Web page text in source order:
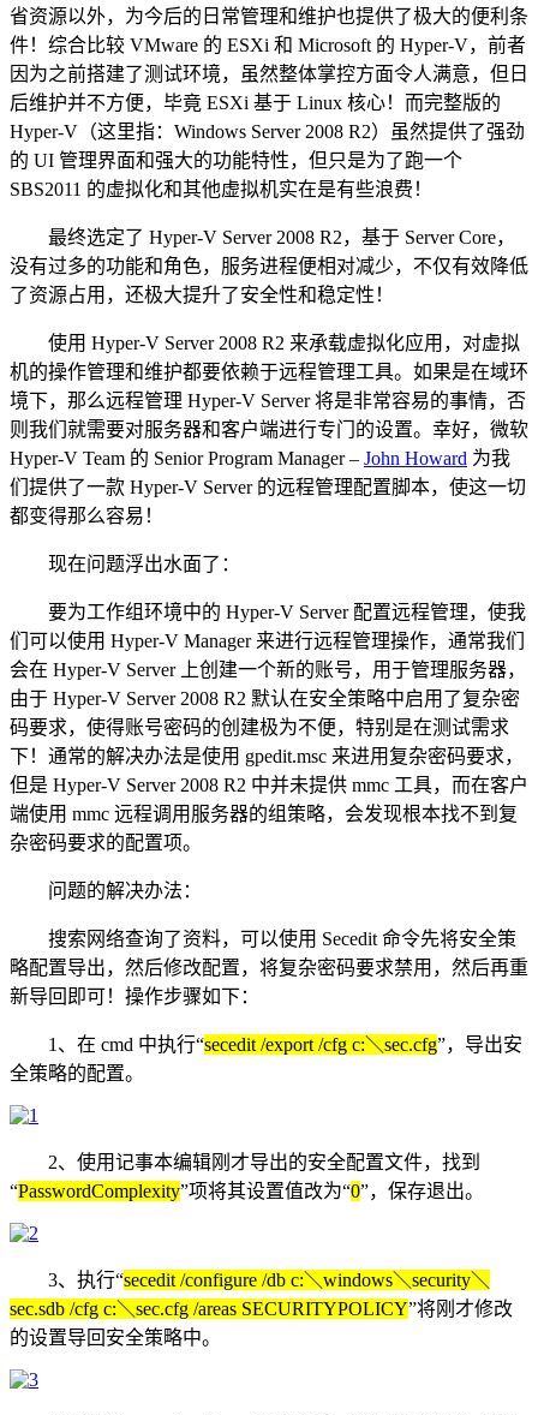
省资源以外，为今后的日常管理和维护也提供了极大的便利条
件！综合比较 VMware 的 ESXi 和 Microsoft 的 Hyper-V，前者
因为之前搭建了测试环境，虽然整体掌控方面令人满意，但日
后维护并不方便，毕竟 ESXi 基于 Linux 核心！而完整版的
Hyper-V（这里指：Windows Server 2008 R2）虽然提供了强劲
的 UI 管理界面和强大的功能特性，但只是为了跑一个
SBS2011 的虚拟化和其他虚拟机实在是有些浪费！
最终选定了 Hyper-V Server 2008 R2，基于 Server Core，
没有过多的功能和角色，服务进程便相对减少，不仅有效降低
了资源占用，还极大提升了安全性和稳定性！
使用 Hyper-V Server 2008 R2 来承载虚拟化应用，对虚拟
机的操作管理和维护都要依赖于远程管理工具。如果是在域环
境下，那么远程管理 Hyper-V Server 将是非常容易的事情，否
则我们就需要对服务器和客户端进行专门的设置。幸好，微软
Hyper-V Team 的 Senior Program Manager – John Howard 为我
们提供了一款 Hyper-V Server 的远程管理配置脚本，使这一切
都变得那么容易！
现在问题浮出水面了：
要为工作组环境中的 Hyper-V Server 配置远程管理，使我
们可以使用 Hyper-V Manager 来进行远程管理操作，通常我们
会在 Hyper-V Server 上创建一个新的账号，用于管理服务器，
由于 Hyper-V Server 2008 R2 默认在安全策略中启用了复杂密
码要求，使得账号密码的创建极为不便，特别是在测试需求
下！通常的解决办法是使用 gpedit.msc 来进用复杂密码要求，
但是 Hyper-V Server 2008 R2 中并未提供 mmc 工具，而在客户
端使用 mmc 远程调用服务器的组策略，会发现根本找不到复
杂密码要求的配置项。
问题的解决办法：
搜索网络查询了资料，可以使用 Secedit 命令先将安全策
略配置导出，然后修改配置，将复杂密码要求禁用，然后再重
新导回即可！操作步骤如下：
1、在 cmd 中执行“secedit /export /cfg c:＼sec.cfg”，导出安
全策略的配置。
2、使用记事本编辑刚才导出的安全配置文件，找到
“PasswordComplexity”项将其设置值改为“0”，保存退出。
3、执行“secedit /configure /db c:＼windows＼security＼
sec.sdb /cfg c:＼sec.cfg /areas SECURITYPOLICY”将刚才修改
的设置导回安全策略中。